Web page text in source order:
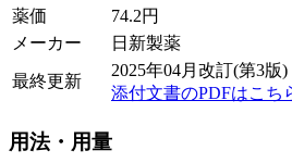
薬価
74.2円
メーカー
日新製薬
最終更新
2025年04月改訂(第3版)
添付文書のPDFはこち
用法・用量